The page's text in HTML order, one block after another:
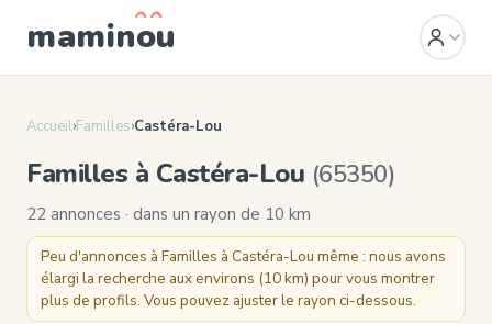
maminou
Accueil›Familles›Castéra-Lou
Familles à Castéra-Lou (65350)
22 annonces · dans un rayon de 10 km
Peu d'annonces à Familles à Castéra-Lou même : nous avons
élargi la recherche aux environs (10 km) pour vous montrer
plus de profils. Vous pouvez ajuster le rayon ci-dessous.